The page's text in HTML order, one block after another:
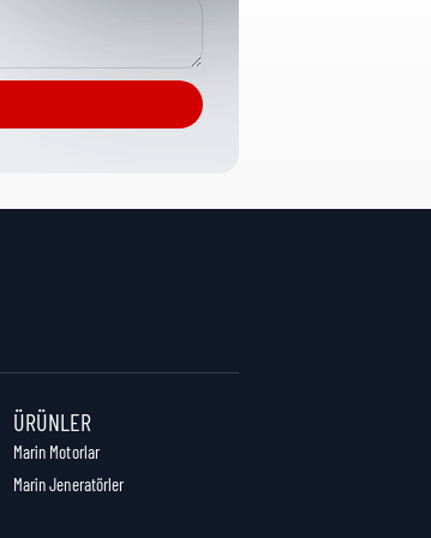
Analytical
ÜRÜNLER
Marin Motorlar
Marin Jeneratörler